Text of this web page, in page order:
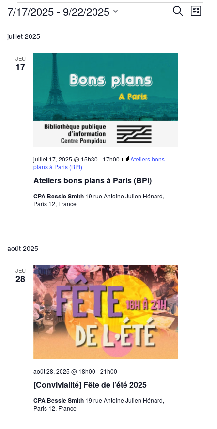
Évènements
et
Recherche
Liste
7/17/2025 - 9/22/2025
une
juillet 2025
JEU
17
Ateliers bons plans à Paris (BPI)
juillet 17, 2025 @ 15h30 - 17h00
Ateliers bons
plans à Paris (BPI)
CPA Bessie Smith 19 rue Antoine Julien Hénard,
Paris 12, France
août 2025
JEU
28
[Convivialité] Fête de l’été 2025
août 28, 2025 @ 18h00 -21h00
CPA Bessie Smith 19 rue Antoine Julien Hénard,
Paris 12, France